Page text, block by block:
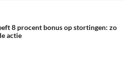
8 procent bonus op stortingen: zo
actie